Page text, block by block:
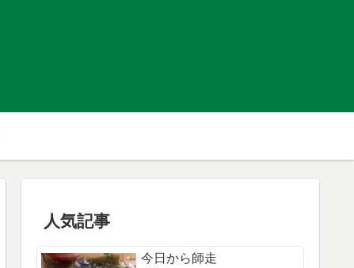
人気記事
今日から師走